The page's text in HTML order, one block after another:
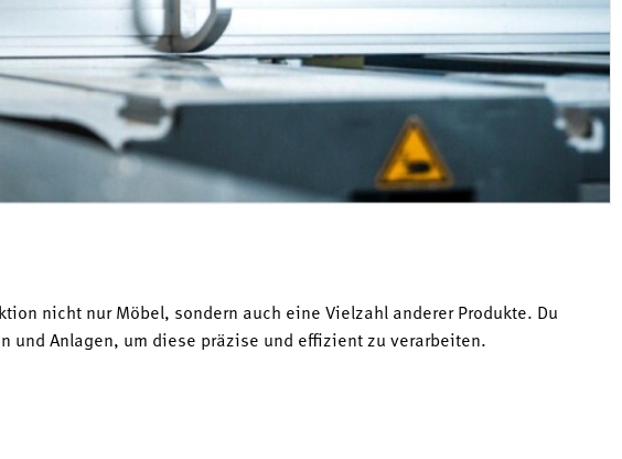
nicht nur Möbel, sondern auch eine Vielzahl anderer Produkte. Du
und Anlagen, um diese präzise und effizient zu verarbeiten.